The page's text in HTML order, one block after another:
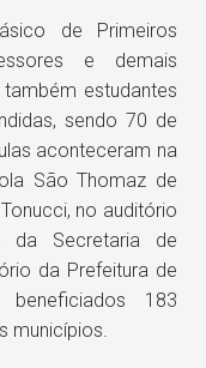
de Primeiros
e demais
estudantes
sendo 70 de
aconteceram na
São Thomaz de
no auditório
da Secretaria de
da Prefeitura de
183
municípios.